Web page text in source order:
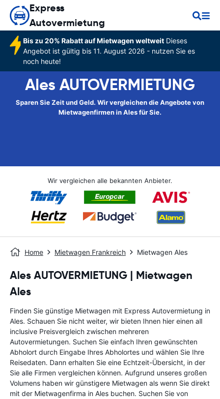
Express
Autovermietung
Bis zu 20% Rabatt auf Mietwagen weltweitDieses
Angebot ist gültig bis 11. August 2026 - nutzen Sie es
noch heute!
Ales AUTOVERMIETUNG
Sparen Sie Zeit und Geld. Wir vergleichen die Angebote von
Mietwagenfirmen in Ales für Sie.
Wir vergleichen alle bekannten Anbieter.
Home Mietwagen Frankreich Mietwagen Ales
Ales AUTOVERMIETUNG | Mietwagen
Ales
Finden Sie günstige Mietwagen mit Express Autovermietung in
Ales. Schauen Sie nicht weiter, wir bieten Ihnen hier einen all
inclusive Preisvergleich zwischen mehreren
Autovermietungen. Suchen Sie einfach Ihren gewünschten
Abholort durch Eingabe Ihres Abholortes und wählen Sie Ihre
Reisedaten. Dann erhalten Sie eine Echtzeit-Übersicht, in der
Sie alle Firmen vergleichen können. Aufgrund unseres großen
Volumens haben wir günstigere Mietwagen als wenn Sie direkt
mit der Mietwagenfirma in Ales buchen. Suchen Sie von